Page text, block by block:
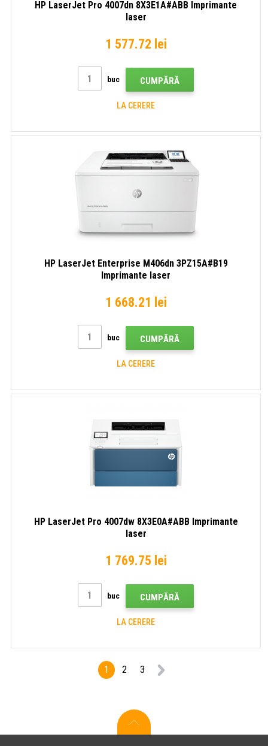
HP LaserJet Pro 4007dn 8X3E1A#ABB Imprimante
laser
1 577.72 lei
buc CUMPĂRĂ
LA CERERE
HP LaserJet Enterprise M406dn 3PZ15A#B19
Imprimante laser
1 668.21 lei
buc CUMPĂRĂ
LA CERERE
HP LaserJet Pro 4007dw 8X3E0A#ABB Imprimante
laser
1 769.75 lei
buc CUMPĂRĂ
LA CERERE
1 2 3